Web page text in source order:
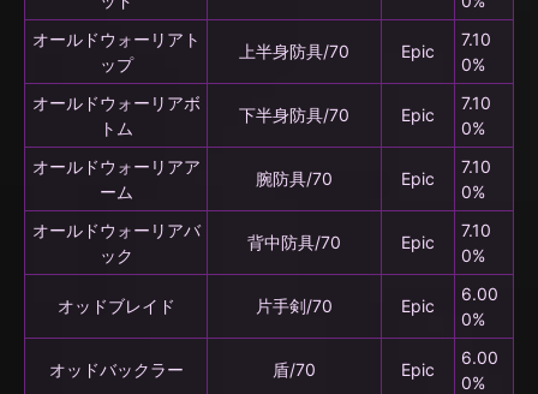
オールドウォーリアト
ップ
上半身防具/70 Epic
7.10
0%
オールドウォーリアボ
トム
下半身防具/70 Epic
7.10
0%
オールドウォーリアア
ーム
腕防具/70 Epic
7.10
0%
オールドウォーリアバ
ック
背中防具/70 Epic
7.10
0%
オッドブレイド 片手剣/70 Epic
6.00
0%
オッドバックラー 盾/70 Epic
6.00
0%